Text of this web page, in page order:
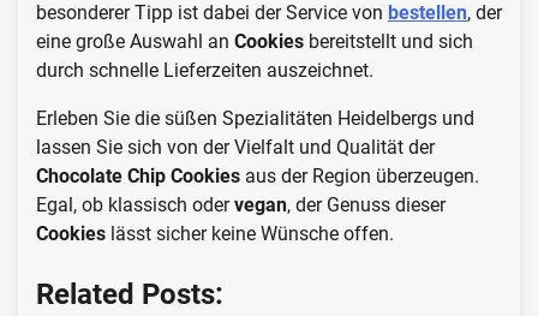
besonderer Tipp ist dabei der Service von bestellen, der
eine große Auswahl an Cookies bereitstellt und sich
durch schnelle Lieferzeiten auszeichnet.
Erleben Sie die süßen Spezialitäten Heidelbergs und
lassen Sie sich von der Vielfalt und Qualität der
Chocolate Chip Cookies aus der Region überzeugen.
Egal, ob klassisch odervegan, der Genuss dieser
Cookies lässt sicher keine Wünsche offen.
Related Posts: